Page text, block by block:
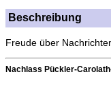
Beschreibung
Freude über
Nachlass Pückler-